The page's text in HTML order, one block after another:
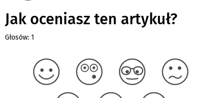
Jak oceniasz ten artykuł?
Głosów: 1